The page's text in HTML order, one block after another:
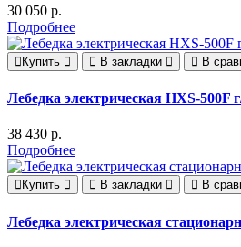
30 050 р.
Подробнее
Купить В закладки В
Лебедка электрическая HXS-500F
38 430 р.
Подробнее
Купить В закладки В
Лебедка электрическая